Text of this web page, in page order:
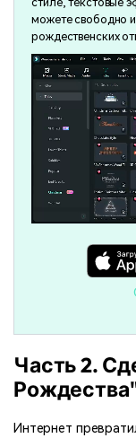
можете свободно
рождественских
Часть 2.
Интернет